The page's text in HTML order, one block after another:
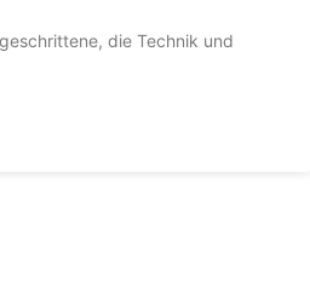
die Technik und